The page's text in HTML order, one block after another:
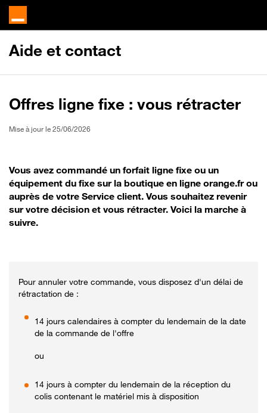
Aide et contact
Offres ligne fixe : vous rétracter
Mise à jour le 25/06/2026
Vous avez commandé un forfait ligne fixe ou un
équipement du fixe sur la boutique en ligne orange.fr ou
auprès de votre Service client. Vous souhaitez revenir
sur votre décision et vous rétracter. Voici la marche à
suivre.
Pour annuler votre commande, vous disposez d'un délai de
rétractation de :
14 jours calendaires à compter du lendemain de la date
de la commande de l'offre
ou
14 jours à compter du lendemain de la réception du
colis contenant le matériel mis à disposition